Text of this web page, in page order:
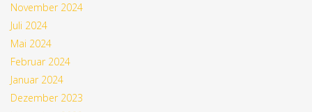
November 2024
Juli 2024
Mai 2024
Februar 2024
Januar 2024
Dezember 2023